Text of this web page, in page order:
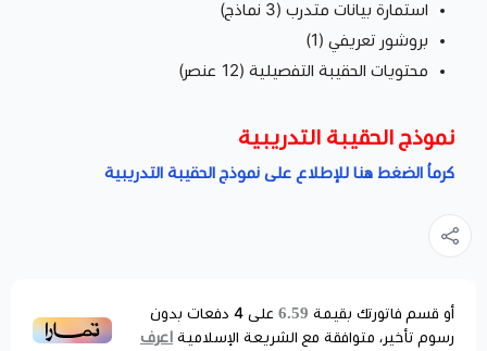
استمارة بيانات متدرب (3 نماذج)
بروشور تعريفي (1)
محتويات الحقيبة التفصيلية (12 عنصر)
نموذج الحقيبة التدريبية
كرماُ الضغط هنا للإطلاع على نموذج الحقيبة التدريبية
أو قسم فاتورتك بقيمة 6.59 على 4 دفعات بدون
رسوم تأخير، متوافقة مع الشريعة الإسلامية اعرف